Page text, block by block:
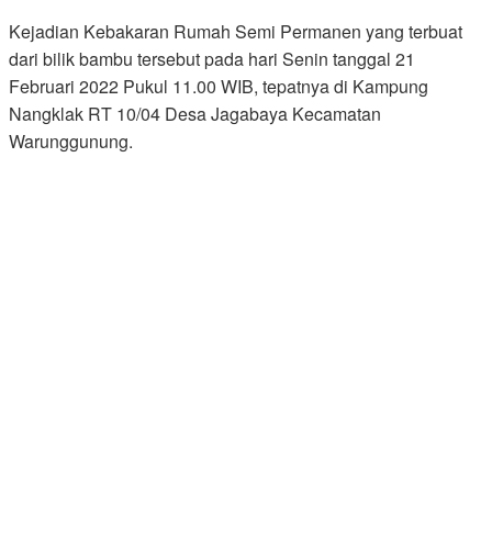
Kejadian Kebakaran Rumah Semi Permanen yang terbuat
dari bilik bambu tersebut pada hari Senin tanggal 21
Februari 2022 Pukul 11.00 WIB, tepatnya di Kampung
Nangklak RT 10/04 Desa Jagabaya Kecamatan
Warunggunung.